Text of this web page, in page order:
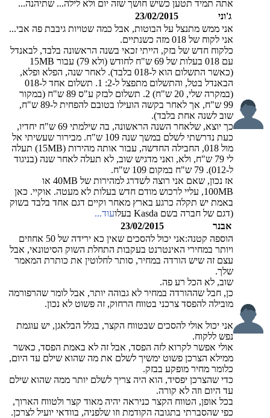
אתה תמיד תטען כשיש חושך שזה יום ולא לילה... שתיהנה...
ג'וני
23/02/2015
אני ממש מתנצל על הבוטות, אבל כמה שטויות גיבבת פה אבי...
אני לקוח של 018 מזה כשנתיים.
כלקוח חדש של בזק, הייתי זכאי בשנה הראשונה בלבד, לבאנדל
עם 018 בעלות של 69 ש"ח לחודש (ולא 79) עבור 15MB
(כאשר התשלום הוא ל-018 בלבד). לאחר שנה, הפלא ופלא,
הבאנדל בטל, והתשלום מתפצל ל-2: 1. תשלום אחד ל-018
(במקרה שלי, 20 ש"ח) 2. תשלום לבזק ע"ס 89 ש"ח (במקור
99 ש"ח, אך לאחר בקשה הועילו בטובם להפחית ל-89 ש"ח,
שוב לשנה אחת בלבד).
כך יוצא, שלאחר השנה הראשונה, בה שילמתי 69 ש"ח יחדיו,
כעת נדרשתי לשלם במשך שנה 109 ש"ח. מבירור שעשיתי אל
מול 018, החבילה החדשה, עבור אותה מהירות (15MB) תעלה
לי 79 ש"ח, ולא, ואני מדגיש שוב, לא תעלה לאחר שנה (בניגוד
ל-012). 79 ש"ח במקום 109 ש"ח.
אז נכון, שאם אני רוצה לשדרג למהירות של 40MB או
100MB, עליי לרכוש מודם חדש בעלות לא מעטה. אוקיי. כאן
באמת יש תקלה כרגע בארץ מאחר וקיים דגם אחד בלבד בשוק
(דגם של חברה בשם Kasda בעלו
עוד...
אבנר
23/02/2015
הוספה קטנה:אני יכול להסכים שאין כא ירידה של 50 אחוזים
ויותר במחירי האינטרנט בעקבות התחלת השוק הסיטונאי, אבל
עצם זה שיש הורדה במחיר, סותר לחלוטין את כותרת המאמר
שלך.
שוב, לא הכל רע פה.
כן, חבל שההורדה במחיר לא גבוהה יותר, אבל לומר שהרפורמה
מובילה להפסד צרכני בטווח הרחוק, זה פשוט לא נכון.
אני יכול אולי להסכים שבטווח הקצר, בגלל הבלאגן, יש עוגמת
נפש ללקוח.
אולי אפשר לקרוא לזה הפסד, אבל זה לא באמת הפסד, כאשר
ממילא הצרכן פשוט ימשיך לשלם את מה שהוא שילם עד היום,
כלומר מחיר מופקע בבזק.
כדי שהצרכן יפסיד, הוא היה צריך לשלם יותר ממה שהוא שילם
עד היום וזה לא קורה.
בכל אופן, הטווח הקצר כניראה יהיה מאוד קצר ולטווח הארוך,
כפי שהסברתי בתגובה הקודמת וזו שלפניה, בוודאי יועיל לצרכן.